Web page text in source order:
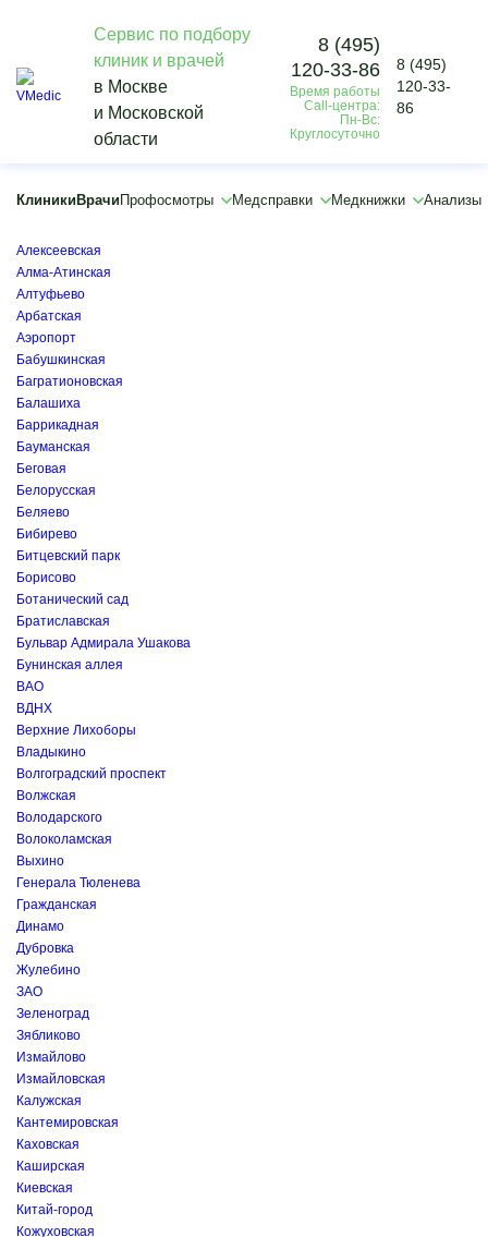
Сервис по подбору
клиник и врачей
в Москве
и Московской
области
8 (495)
120-33-86
Время работы
Call-центра:
Пн-Вс:
Круглосуточно
8 (495)
120-33-
86
Клиники Врачи Профосмотры Медсправки Медкнижки Анализы
Vmedic
Медицинские справки
Медсправки для отдыха
Медицинские справки для отдыха
Алексеевская
Алма-Атинская
Алтуфьево
Арбатская
Аэропорт
Бабушкинская
Багратионовская
Балашиха
Баррикадная
Бауманская
Беговая
Белорусская
Беляево
Бибирево
Битцевский парк
Борисово
Ботанический сад
Братиславская
Бульвар Адмирала Ушакова
Бунинская аллея
ВАО
ВДНХ
Верхние Лихоборы
Владыкино
Волгоградский проспект
Волжская
Володарского
Волоколамская
Выхино
Генерала Тюленева
Гражданская
Динамо
Дубровка
Жулебино
ЗАО
Зеленоград
Зябликово
Измайлово
Измайловская
Калужская
Кантемировская
Каховская
Каширская
Киевская
Китай-город
Кожуховская